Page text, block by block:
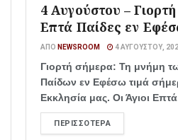
4 Αυγούστου –
Επτά Παίδες εν
ΑΠΌ NEWSROOM 4 ΑΥΓΟΎΣΤΟΥ,
Γιορτή σήμερα: Τη μνήμη
Παίδων εν Εφέσω τιμά
Εκκλησία μας. Οι Άγιοι
ΠΕΡΙΣΣΌΤΕΡΑ